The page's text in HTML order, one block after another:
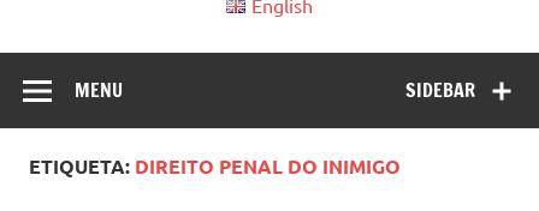
English
SIDEBAR
MENU
ETIQUETA: DIREITO PENAL DO INIMIGO